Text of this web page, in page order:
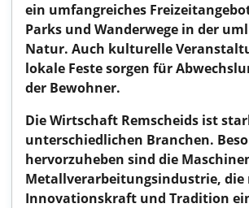
ein umfangreiches
Parks und Wanderwege in der
Natur. Auch kulturelle
lokale Feste sorgen für
der Bewohner.
Die Wirtschaft Remscheids ist
unterschiedlichen Branchen.
hervorzuheben sind die
Metallverarbeitungsindustrie, die
Innovationskraft und Tradition